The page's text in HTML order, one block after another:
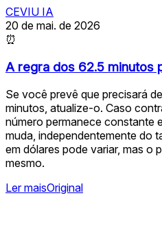
CEVIU IA
20 de mai. de 2026
⏰
A regra dos 62.5 minutos
Se você prevê que precisará
minutos, atualize-o. Caso
número permanece constante
muda, independentemente do
em dólares pode variar, mas o
mesmo.
Ler maisOriginal